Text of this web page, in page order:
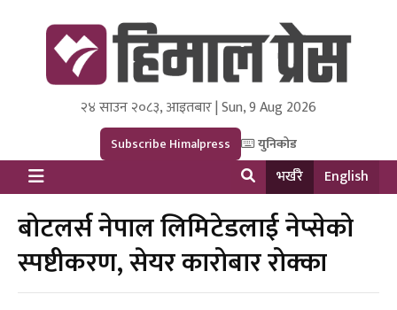
Himal Press
Dot NewsyNepal Media and Research Pvt Ltd.
२४ साउन २०८३, आइतबार | Sun, 9 Aug 2026
Subscribe Himalpress युनिकोड
भर्खरै English
बोटलर्स नेपाल लिमिटेडलाई नेप्सेको
स्पष्टीकरण, सेयर कारोबार रोक्का